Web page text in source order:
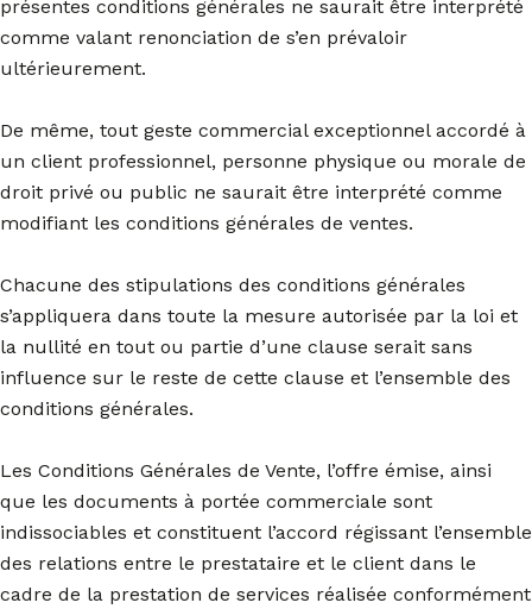
présentes conditions générales ne saurait être interprété
comme valant renonciation de s’en prévaloir
ultérieurement.
De même, tout geste commercial exceptionnel accordé à
un client professionnel, personne physique ou morale de
droit privé ou public ne saurait être interprété comme
modifiant les conditions générales de ventes.
Chacune des stipulations des conditions générales
s’appliquera dans toute la mesure autorisée par la loi et
la nullité en tout ou partie d’une clause serait sans
influence sur le reste de cette clause et l’ensemble des
conditions générales.
Les Conditions Générales de Vente, l’offre émise, ainsi
que les documents à portée commerciale sont
indissociables et constituent l’accord régissant l’ensemble
des relations entre le prestataire et le client dans le
cadre de la prestation de services réalisée conformément